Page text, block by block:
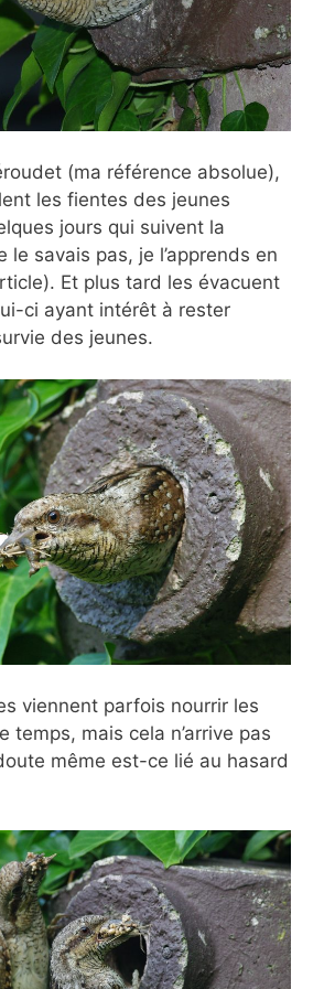
(ma référence absolue),
les fientes des jeunes
jours qui suivent la
le savais pas, je l’apprends en
Et plus tard les évacuent
ci ayant intérêt à rester
des jeunes.
viennent parfois nourrir les
temps, mais cela n’arrive pas
même est-ce lié au hasard